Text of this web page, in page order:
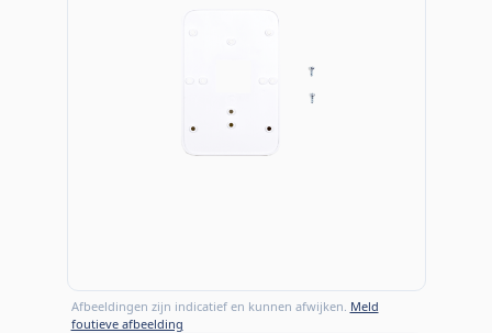
Afbeeldingen zijn indicatief en kunnen afwijken. Meld
foutieve afbeelding